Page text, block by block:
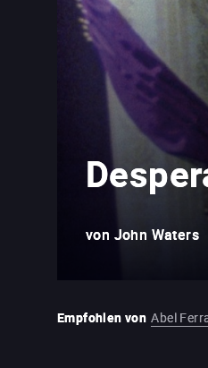
von John Waters
Empfohlen von Abel